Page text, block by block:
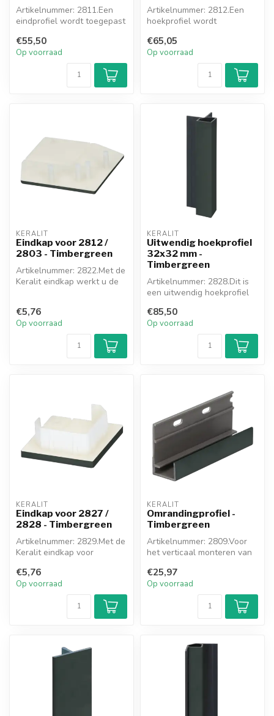
Artikelnummer: 2811.Een
eindprofiel wordt toegepast
€55,50
Op voorraad
Artikelnummer: 2812.Een
hoekprofiel wordt
om gaat. Dit ...
€65,05
Op voorraad
KERALIT
Eindkap voor 2812 /
2803 - Timbergreen
Artikelnummer: 2822.Met de
Keralit eindkap werkt u de
€5,76
Op voorraad
KERALIT
Uitwendig hoekprofiel
32x32 mm -
Timbergreen
Artikelnummer: 2828.Dit is
een uitwendig hoekprofiel
hoek...
€85,50
Op voorraad
KERALIT
Eindkap voor 2827 /
2828 - Timbergreen
Artikelnummer: 2829.Met de
Keralit eindkap voor
de ond...
€5,76
Op voorraad
KERALIT
Omrandingprofiel -
Timbergreen
Artikelnummer: 2809.Voor
het verticaal monteren van
ondera...
€25,97
Op voorraad